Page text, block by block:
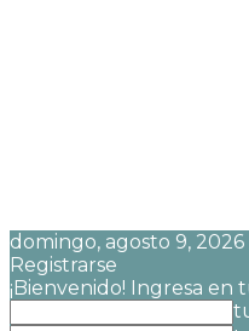
domingo, agosto 9, 2026
Registrarse
¡Bienvenido! Ingresa en